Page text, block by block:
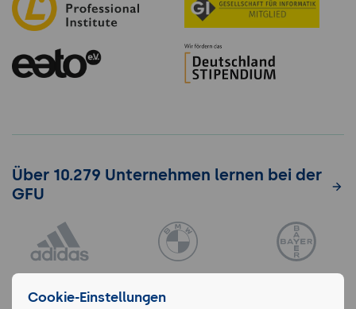
Über 10.279 Unternehmen lernen bei der
GFU
Cookie-Einstellungen